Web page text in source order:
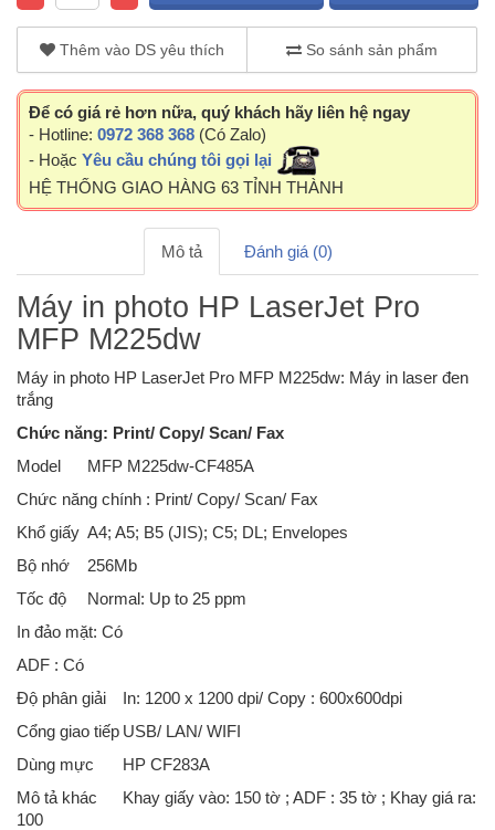
Thêm vào DS yêu thích So sánh sản phẩm
Để có giá rẻ hơn nữa, quý khách hãy liên hệ ngay
- Hotline: 0972 368 368 (Có Zalo)
- Hoặc Yêu cầu chúng tôi gọi lại
HỆ THỐNG GIAO HÀNG 63 TỈNH THÀNH
Mô tả Đánh giá (0)
Máy in photo HP LaserJet Pro
MFP M225dw
Máy in photo HP LaserJet Pro MFP M225dw: Máy in laser đen
trắng
Chức năng: Print/ Copy/ Scan/ Fax
Model
MFP M225dw-CF485A
Chức năng chính : Print/ Copy/ Scan/ Fax
Khổ giấy A4; A5; B5 (JIS); C5; DL; Envelopes
Bộ nhớ
256Mb
Tốc độ
Normal: Up to 25 ppm
In đảo mặt: Có
ADF : Có
Độ phân giải
In: 1200 x 1200 dpi/ Copy : 600x600dpi
Cổng giao tiếp USB/ LAN/ WIFI
Dùng mực
HP CF283A
Mô tả khác
Khay giấy vào: 150 tờ ; ADF : 35 tờ ; Khay giá ra:
100